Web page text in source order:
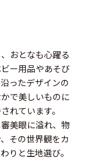
おとなも心躍る
ー用品やあそび
ったデザインの
で美しいものに
れています。
美眼に溢れ、物
その世界観をカ
りと生地選び。